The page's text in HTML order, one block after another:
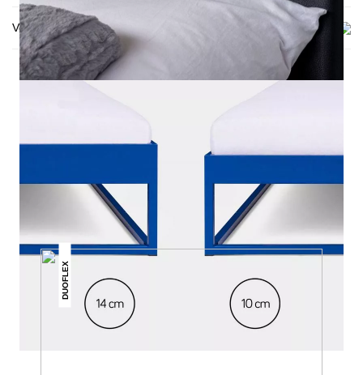
Versand & Lieferung
DAS KÖNNTE DIR AUCH
GEFALLEN
DUOFLEX